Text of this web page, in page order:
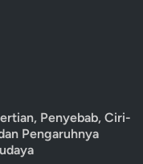
Penyebab, Ciri-
Pengaruhnya